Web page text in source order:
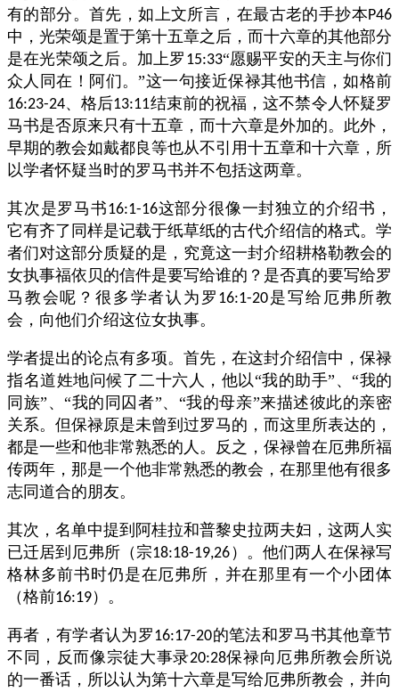
有的部分。首先，如上文所言，在最古老的手抄本P46
中，光荣颂是置于第十五章之后，而十六章的其他部分
是在光荣颂之后。加上罗 15:33“愿赐平安的天主与你们
众人同在！阿们。”这一句接近保禄其他书信，如格前
16:23-24、格后13:11结束前的祝福，这不禁令人怀疑罗
马书是否原来只有十五章，而十六章是外加的。此外，
早期的教会如戴都良等也从不引用十五章和十六章，所
以学者怀疑当时的罗马书并不包括这两章。
其次是罗马书16:1-16这部分很像一封独立的介绍书，
它有齐了同样是记载于纸草纸的古代介绍信的格式。学
者们对这部分质疑的是，究竟这一封介绍耕格勒教会的
女执事福依贝的信件是要写给谁的？是否真的要写给罗
马教会呢？很多学者认为罗 16:1-20是写给厄弗所教
会，向他们介绍这位女执事。
学者提出的论点有多项。首先，在这封介绍信中，保禄
指名道姓地问候了二十六人，他以“我的助手”、“我的
同族”、“我的同囚者”、“我的母亲”来描述彼此的亲密
关系。但保禄原是未曾到过罗马的，而这里所表达的，
都是一些和他非常熟悉的人。反之，保禄曾在厄弗所福
传两年，那是一个他非常熟悉的教会，在那里他有很多
志同道合的朋友。
其次，名单中提到阿桂拉和普黎史拉两夫妇，这两人实
已迁居到厄弗所（宗18:18-19,26 ）。他们两人在保禄写
格林多前书时仍是在厄弗所，并在那里有一个小团体
（格前16:19）。
再者，有学者认为罗16:17-20的笔法和罗马书其他章节
不同，反而像宗徒大事录20:28保禄向厄弗所教会所说
的一番话，所以认为第十六章是写给厄弗所教会，并向